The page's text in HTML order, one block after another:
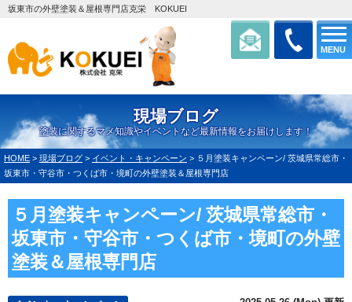
MENU
坂東市の外壁塗装＆屋根専門店克栄 KOKUEI
現場ブログ
塗装に関するマメ知識やイベントなど最新情報をお届けします！
HOME > 現場ブログ > イベント・キャンペーン > ５月塗装キャンペーン/ 茨城県常総市・
坂東市・守谷市・つくば市・境町の外壁塗装＆屋根専門店
５月塗装キャンペーン/ 茨城県常総市・
坂東市・守谷市・つくば市・境町の外壁
塗装＆屋根専門店